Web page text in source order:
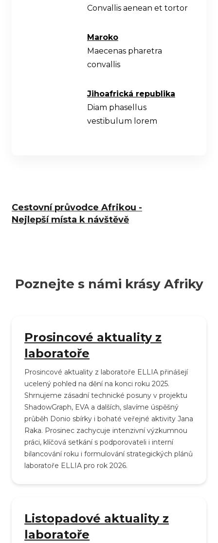
Convallis aenean et tortor
Maroko
Maecenas pharetra
convallis
Jihoafrická republika
Diam phasellus
vestibulum lorem
Cestovní průvodce Afrikou -
Nejlepší místa k návštěvě
Poznejte s námi krásy Afriky
Prosincové aktuality z
laboratoře
Prosincové aktuality z laboratoře ELLIA přinášejí
ucelený pohled na dění na konci roku 2025.
Shrnujeme zásadní technické posuny v projektu
ShadowGraph, EVA a dalších, slavíme úspěšný
průběh Donio sbírky i bohaté veřejné aktivity Jana
Raka. Prosinec zachycuje intenzivní výzkumnou
práci, klíčová setkání s podporovateli i interní
bilancování roku i formulování strategických plánů
laboratoře ELLIA pro rok 2026.
Listopadové aktuality z
laboratoře